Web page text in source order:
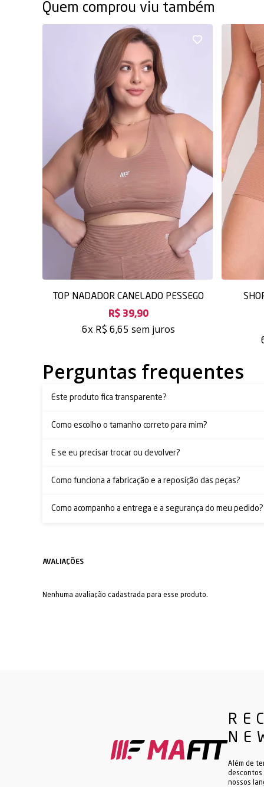
Quem comprou viu também
TOP NADADOR CANELADO PESSEGO
R$ 39,90
6x R$ 6,65 sem juros
Perguntas frequentes
Este produto fica transparente?
Como escolho o tamanho correto para mim?
E se eu precisar trocar ou devolver?
Como funciona a fabricação e a reposição das peças?
Como acompanho a entrega e a segurança do meu pedido?
Nenhuma avaliação cadastrada para esse produto.
Além de
descontos
nossos